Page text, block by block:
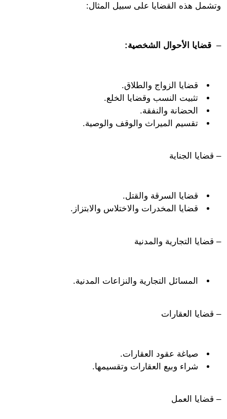
هذه القضايا على سبيل المثال:
الأحوال الشخصية:
قضايا الزواج والطلاق.
تثبيت النسب وقضايا الخلع.
الحضانة والنفقة.
تقسيم الميراث والوقف والوصية.
الجناية
قضايا السرقة والقتل.
قضايا المخدرات والاختلاس والابتزاز.
التجارية والمدنية
المسائل التجارية والنزاعات المدنية.
العقارات
صياغة عقود العقارات.
شراء وبيع العقارات وتقسيمها.
العمل